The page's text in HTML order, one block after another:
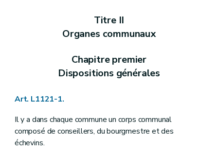
Art. L1124-28
Art. L1124-29
Art. L1124-30
Art. L1124-32
Art. L1124-33
Art. L1124-34
Art. L1124-39
Art. L1124-40
Titre II
Organes communaux
Chapitre premier
Dispositions générales
Art. L1121-1.
Il y a dans chaque commune un corps communal
composé de conseillers, du bourgmestre et des
échevins.